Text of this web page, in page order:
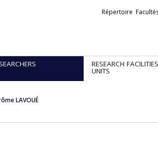
Liens
Répertoire
RESEARCH
UNITS
LAVOUÉ